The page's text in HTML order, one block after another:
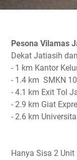
Pesona Vilamas
Dekat Jatiasih
- 1 km Kantor
- 1.4 km SMKN
- 4.1 km Exit Tol
- 2.9 km Giat
- 2.6 km
Hanya Sisa 2 Unit